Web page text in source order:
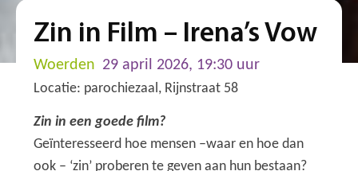
Zin in Film – Irena’s Vow
Woerden 29 april 2026, 19:30 uur
Locatie: parochiezaal, Rijnstraat 58
Zin in een goede film?
Geïnteresseerd hoe mensen –waar en hoe dan
ook – ‘zin’ proberen te geven aan hun bestaan?